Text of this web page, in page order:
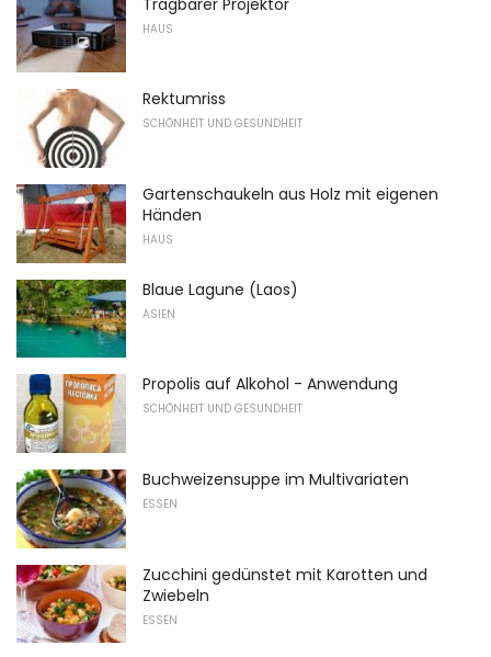
HAUS
Rektumriss
SCHÖNHEIT UND GESUNDHEIT
Gartenschaukeln aus Holz mit eigenen
Händen
HAUS
Blaue Lagune (Laos)
ASIEN
Propolis auf Alkohol - Anwendung
SCHÖNHEIT UND GESUNDHEIT
Buchweizensuppe im Multivariaten
ESSEN
Zucchini gedünstet mit Karotten und
Zwiebeln
ESSEN